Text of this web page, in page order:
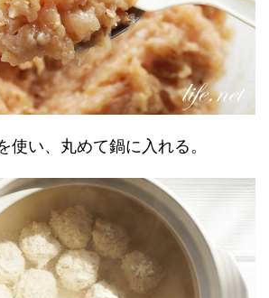
使い、丸めて鍋に入れる。